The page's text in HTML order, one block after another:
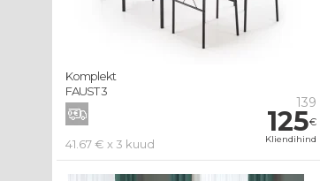
139
125€
Kliendihind
41.67 € x 3 kuud
Komplekt
FAUST 3